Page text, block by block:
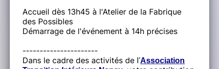
Accueil dès 13h45 à l'Atelier de la Fabrique
des Possibles
Démarrage de l'événement à 14h précises
----------------------
Dans le cadre des activités de l'Association